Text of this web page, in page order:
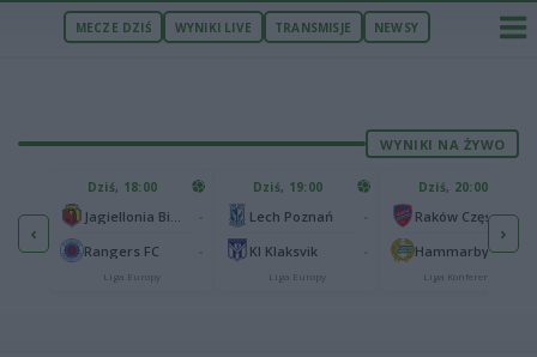
MECZE DZIŚ WYNIKI LIVE TRANSMISJE NEWSY
WYNIKI NA ŻYWO
‹
1
0
Dziś, 18:00
Rangers FC
Liga Europy
Dziś, 19:00
Lech Poznań
KI Klaksvik
Liga Europy
Dziś, 20:00
Raków Częstochowa
Hammarby IF
Liga Konferencji
›